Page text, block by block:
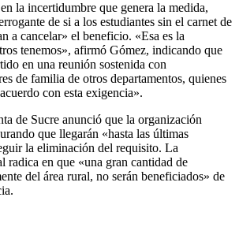
la incertidumbre que genera la medida,
de si a los estudiantes sin el carnet de
a cancelar» el beneficio. «Esa es la
tenemos», afirmó Gómez, indicando que
en una reunión sostenida con
de familia de otros departamentos, quienes
con esta exigencia».
de Sucre anunció que la organización
que llegarán «hasta las últimas
la eliminación del requisito. La
radica en que «una gran cantidad de
del área rural, no serán beneficiados» de